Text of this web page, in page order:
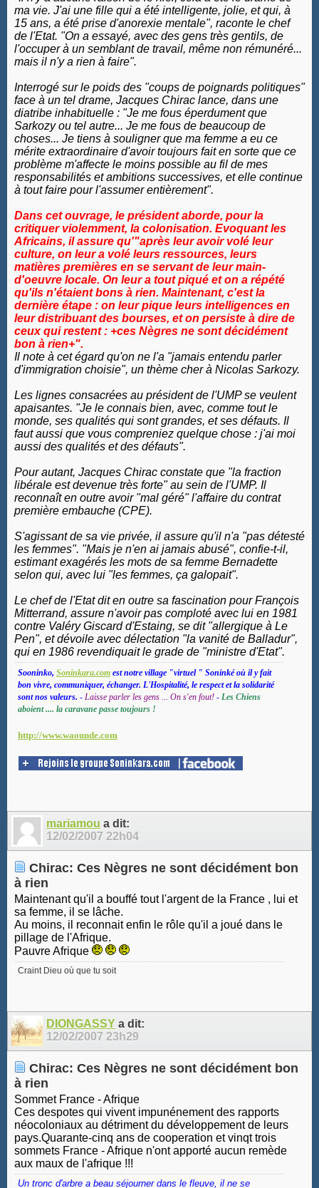
ma vie. J'ai une fille qui a été intelligente, jolie, et qui, à
15 ans, a été prise d'anorexie mentale", raconte le chef
de l'Etat. "On a essayé, avec des gens très gentils, de
l'occuper à un semblant de travail, même non rémunéré...
mais il n'y a rien à faire".
Interrogé sur le poids des "coups de poignards politiques"
face à un tel drame, Jacques Chirac lance, dans une
diatribe inhabituelle : "Je me fous éperdument que
Sarkozy ou tel autre... Je me fous de beaucoup de
choses... Je tiens à souligner que ma femme a eu ce
mérite extraordinaire d'avoir toujours fait en sorte que ce
problème m'affecte le moins possible au fil de mes
responsabilités et ambitions successives, et elle continue
à tout faire pour l'assumer entièrement".
Dans cet ouvrage, le président aborde, pour la
critiquer violemment, la colonisation. Evoquant les
Africains, il assure qu'"après leur avoir volé leur
culture, on leur a volé leurs ressources, leurs
matières premières en se servant de leur main-
d'oeuvre locale. On leur a tout piqué et on a répété
qu'ils n'étaient bons à rien. Maintenant, c'est la
dernière étape : on leur pique leurs intelligences en
leur distribuant des bourses, et on persiste à dire de
ceux qui restent : +ces Nègres ne sont décidément
bon à rien+".
Il note à cet égard qu'on ne l'a "jamais entendu parler
d'immigration choisie", un thème cher à Nicolas Sarkozy.
Les lignes consacrées au président de l'UMP se veulent
apaisantes. "Je le connais bien, avec, comme tout le
monde, ses qualités qui sont grandes, et ses défauts. Il
faut aussi que vous compreniez quelque chose : j'ai moi
aussi des qualités et des défauts".
Pour autant, Jacques Chirac constate que "la fraction
libérale est devenue très forte" au sein de l'UMP. Il
reconnaît en outre avoir "mal géré" l'affaire du contrat
première embauche (CPE).
S'agissant de sa vie privée, il assure qu'il n'a "pas détesté
les femmes". "Mais je n'en ai jamais abusé", confie-t-il,
estimant exagérés les mots de sa femme Bernadette
selon qui, avec lui "les femmes, ça galopait".
Le chef de l'Etat dit en outre sa fascination pour François
Mitterrand, assure n'avoir pas comploté avec lui en 1981
contre Valéry Giscard d'Estaing, se dit "allergique à Le
Pen", et dévoile avec délectation "la vanité de Balladur",
qui en 1986 revendiquait le grade de "ministre d'Etat".
Sooninko, Soninkara.com est notre village "virtuel " Soninké où il y fait
bon vivre, communiquer, échanger. L'Hospitalité, le respect et la solidarité
sont nos valeurs. - Laisse parler les gens ... On s'en fout! - Les Chiens
aboient .... la caravane passe toujours !
http://www.waounde.com
mariamou a dit:
12/02/2007 22h04
Chirac: Ces Nègres ne sont décidément bon
à rien
Maintenant qu'il a bouffé tout l'argent de la France , lui et
sa femme, il se lâche.
Au moins, il reconnait enfin le rôle qu'il a joué dans le
pillage de l'Afrique.
Pauvre Afrique
Craint Dieu où que tu soit
DIONGASSY a dit:
12/02/2007 23h29
Chirac: Ces Nègres ne sont décidément bon
à rien
Sommet France - Afrique
Ces despotes qui vivent impunénement des rapports
néocoloniaux au détriment du développement de leurs
pays.Quarante-cinq ans de cooperation et vinqt trois
sommets France - Afrique n'ont apporté aucun remède
aux maux de l'afrique !!!
Un tronc d'arbre a beau séjourner dans le fleuve, il ne se